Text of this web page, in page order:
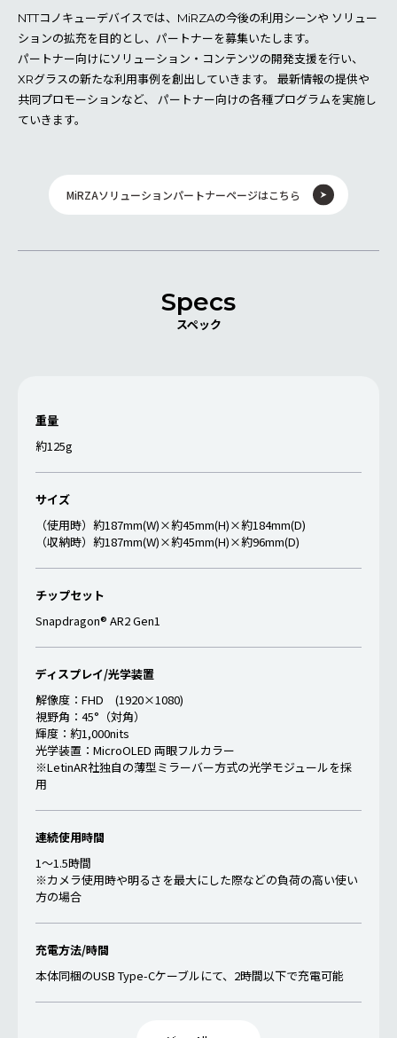
NTTコノキューデバイスでは、MiRZAの今後の利用シーンや ソリュー
ションの拡充を目的とし、パートナーを募集いたします。
パートナー向けにソリューション・コンテンツの開発支援を行い、
XRグラスの新たな利用事例を創出していきます。 最新情報の提供や
共同プロモーションなど、
パートナー向けの各種プログラムを実施し
ていきます。
MiRZAソリューションパートナーページはこちら
Specs
スペック
重量
約125g
サイズ
（使用時）約187mm(W)×約45mm(H)×約184mm(D)
（収納時）約187mm(W)×約45mm(H)×約96mm(D)
チップセット
Snapdragon® AR2 Gen1
ディスプレイ/光学装置
解像度：FHD (1920×1080)
視野角：45°（対角）
輝度：約1,000nits
光学装置：MicroOLED 両眼フルカラー
※LetinAR社独自の薄型ミラーバー方式の光学モジュールを採
用
連続使用時間
1～1.5時間
※カメラ使用時や明るさを最大にした際などの負荷の高い使い
方の場合
充電方法/時間
本体同梱のUSB Type-Cケーブルにて、2時間以下で充電可能